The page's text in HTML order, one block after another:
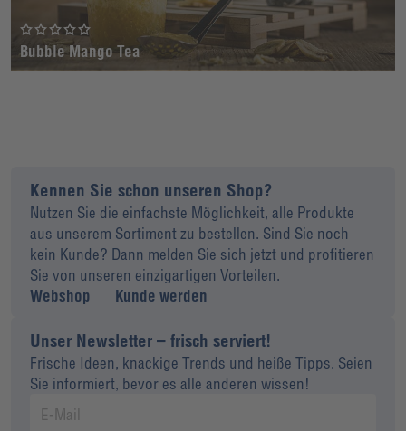
Bubble Mango Tea
Kennen Sie schon unseren Shop?
Nutzen Sie die einfachste Möglichkeit, alle Produkte
aus unserem Sortiment zu bestellen. Sind Sie noch
kein Kunde? Dann melden Sie sich jetzt und profitieren
Sie von unseren einzigartigen Vorteilen.
Webshop
Kunde werden
Unser Newsletter – frisch serviert!
Frische Ideen, knackige Trends und heiße Tipps. Seien
Sie informiert, bevor es alle anderen wissen!